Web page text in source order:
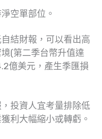
空單部位。
結財報，可以看出高
(第二季台幣升值達
億美元，產生季匯損
投資人宜考量排除低
利大幅縮小或轉虧。